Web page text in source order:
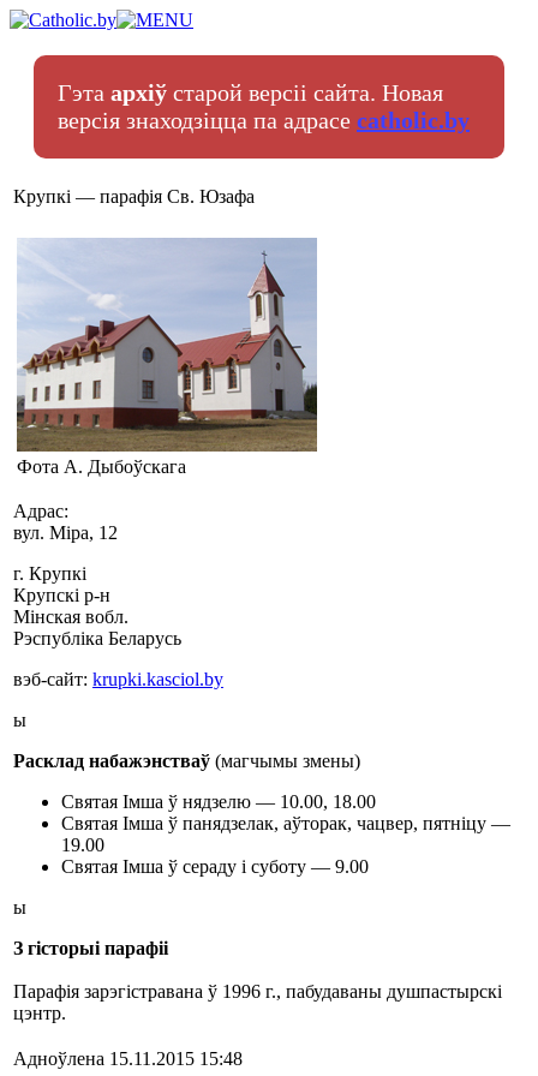
Гэта архіў старой версіі сайта. Новая
версія знаходзіцца па адрасе catholic.by
Крупкі — парафія Св. Юзафа
Фота А. Дыбоўскага
Адрас:
вул. Міра, 12
г. Крупкі
Крупскі р-н
Мінская вобл.
Рэспубліка Беларусь
вэб-сайт: krupki.kasciol.by
ы
Расклад набажэнстваў (магчымы змены)
Святая Імша ў нядзелю — 10.00, 18.00
Святая Імша ў панядзелак, аўторак, чацвер, пятніцу —
19.00
Святая Імша ў сераду і суботу — 9.00
ы
З гісторыі парафіі
Парафія зарэгістравана ў 1996 г., пабудаваны душпастырскі
цэнтр.
Адноўлена 15.11.2015 15:48